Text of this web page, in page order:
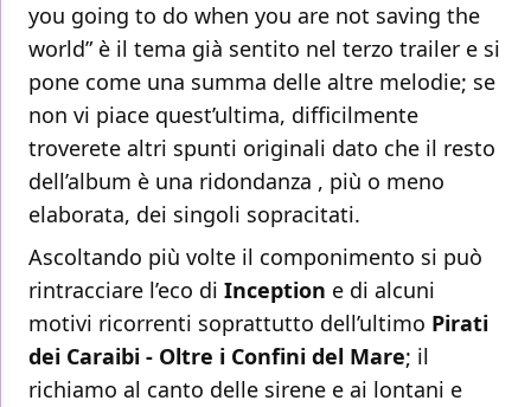
you going to do when you are not saving the
world” è il tema già sentito nel terzo trailer e si
pone come una summa delle altre melodie; se
non vi piace quest’ultima, difficilmente
troverete altri spunti originali dato che il resto
dell’album è una ridondanza , più o meno
elaborata, dei singoli sopracitati.
Ascoltando più volte il componimento si può
rintracciare l’eco di Inception e di alcuni
motivi ricorrenti soprattutto dell’ultimo Pirati
dei Caraibi - Oltre i Confini del Mare; il
richiamo al canto delle sirene e ai lontani e